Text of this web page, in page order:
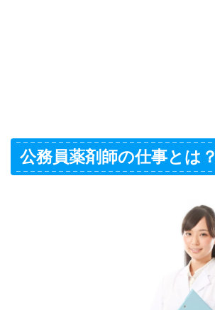
公務員薬剤師の仕事とは？